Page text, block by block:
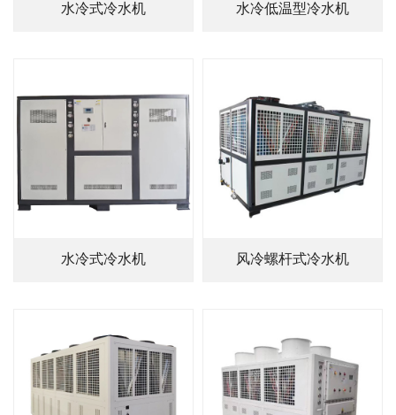
水冷式冷水机 水冷低温型冷水机
水冷式冷水机 风冷螺杆式冷水机